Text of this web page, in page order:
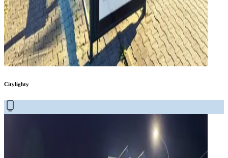
Citylighty